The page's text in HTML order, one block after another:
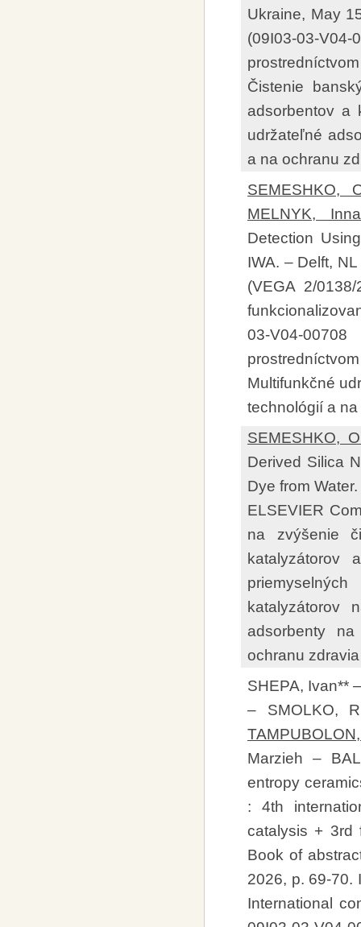
Ukraine, May
(09I03-03-
Čistenie
adsorbentov a
udržateľné
a na ochranu
SEMESHKO,
MELNYK, Inna
Detection
IWA. – Delft,
(VEGA 2/
03-V04-
Multifunkčné
technológií a
SEMESHKO,
Derived Silica
Dye from
ELSEVIER
na zvýšenie
katalyzátorov
katalyzátorov
adsorbenty
ochranu
SHEPA, Ivan**
– SMOLKO,
Marzieh –
entropy
: 4th
catalysis + 3rd
Book of
2026, p. 69-70.
International